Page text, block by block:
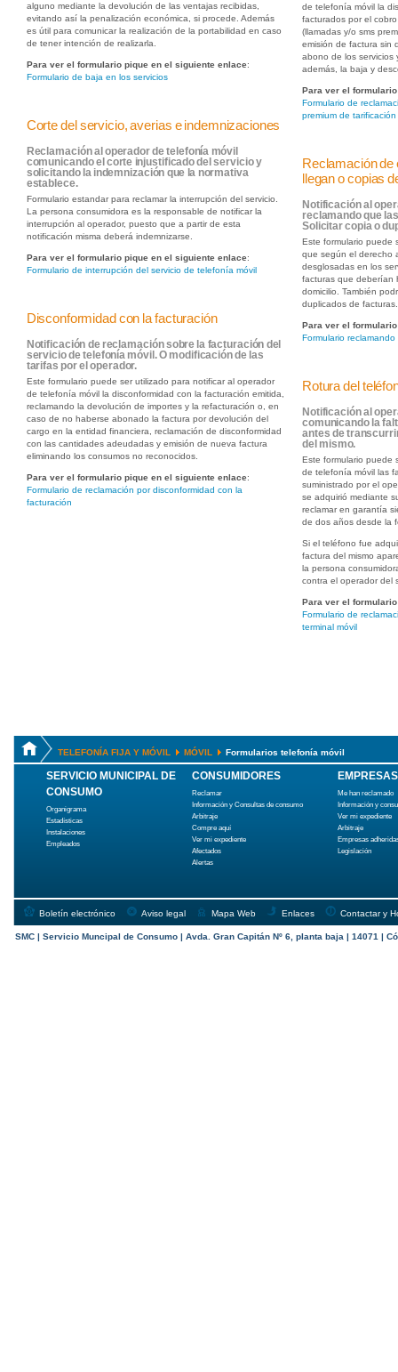
alguno mediante la devolución de las ventajas recibidas,
evitando así la penalización económica, si procede. Además
es útil para comunicar la realización de la portabilidad en caso
de tener intención de realizarla.
Para ver el formulario pique en el siguiente enlace:
Formulario de baja en los servicios
Corte del servicio, averias e indemnizaciones
Reclamación al operador de telefonía móvil
comunicando el corte injustificado del servicio y
solicitando la indemnización que la normativa
establece.
Formulario estandar para reclamar la interrupción del servicio.
La persona consumidora es la responsable de notificar la
interrupción al operador, puesto que a partir de esta
notificación misma deberá indemnizarse.
Para ver el formulario pique en el siguiente enlace:
Formulario de interrupción del servicio de telefonía móvil
Disconformidad con la facturación
Notificación de reclamación sobre la facturación del
servicio de telefonía móvil. O modificación de las
tarifas por el operador.
Este formulario puede ser utilizado para notificar al operador
de telefonía móvil la disconformidad con la facturación emitida,
reclamando la devolución de importes y la refacturación o, en
caso de no haberse abonado la factura por devolución del
cargo en la entidad financiera, reclamación de disconformidad
con las cantidades adeudadas y emisión de nueva factura
eliminando los consumos no reconocidos.
Para ver el formulario pique en el siguiente enlace:
Formulario de reclamación por disconformidad con la
facturación
de telefonía móvil la
facturados por el
(llamadas y/o sms
emisión de factura sin
abono de los servicios
además, la baja y
Para ver el
Formulario de
premium de
Reclamación de
llegan o copias
Notificación al
reclamando que
Solicitar copia o
Este formulario puede
que según el derecho
desglosadas en los
facturas que deberían
domicilio. También
duplicados de facturas.
Para ver el
Formulario
Rotura del
Notificación al
comunicando la
antes de
del mismo.
Este formulario puede
de telefonía móvil las
suministrado por el
se adquirió mediante
reclamar en garantía
de dos años desde la
Si el teléfono fue
factura del mismo
la persona
contra el operador del
Para ver el
Formulario de
terminal móvil
TELEFONÍA FIJA Y MÓVIL MÓVIL Formularios telefonía móvil
SERVICIO MUNICIPAL DE
CONSUMO
Organigrama
Estadísticas
Instalaciones
Empleados
CONSUMIDORES
Reclamar
Información y Consultas de consumo
Arbitraje
Compre aquí
Ver mi expediente
Afectados
Alertas
EMPRESAS
Me han reclamado
Información y
Ver mi expediente
Arbitraje
Empresas
Legislación
Boletín electrónico Aviso legal Mapa Web Enlaces Contactar y
SMC | Servicio Muncipal de Consumo | Avda. Gran Capitán Nº 6, planta baja | 14071 |